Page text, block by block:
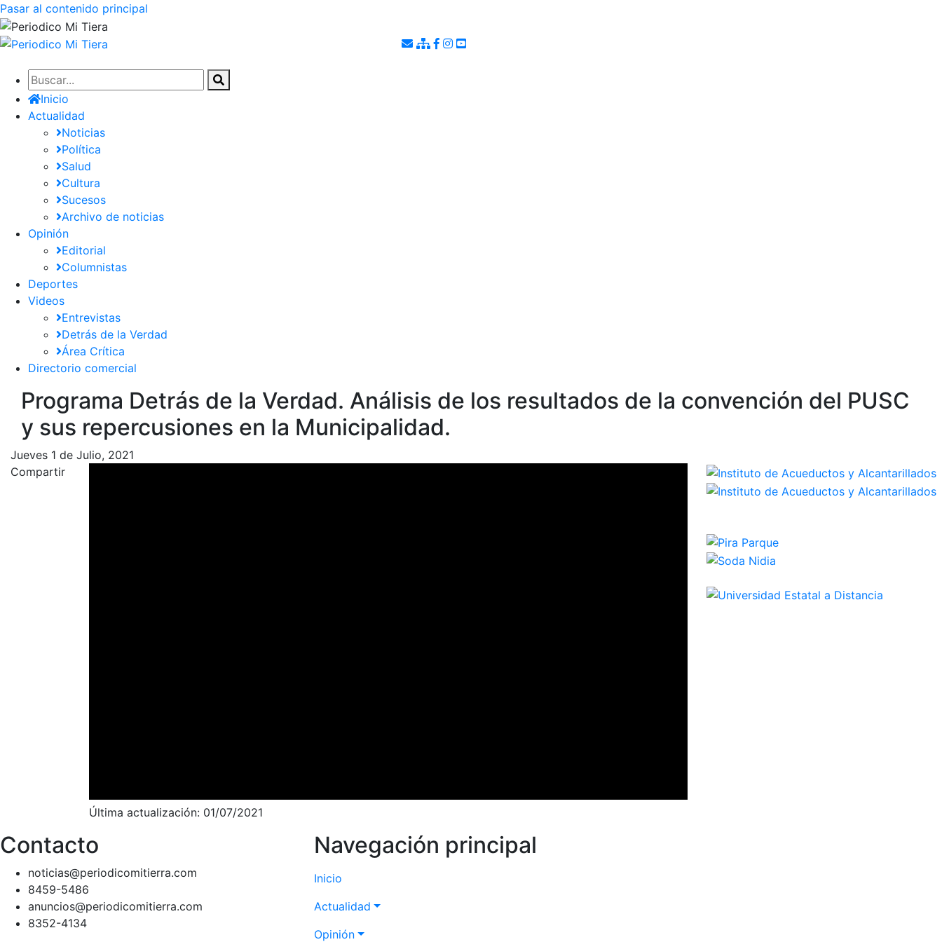
Pasar al contenido principal
Inicio
Actualidad
Noticias
Política
Salud
Cultura
Sucesos
Archivo de noticias
Opinión
Editorial
Columnistas
Deportes
Videos
Entrevistas
Detrás de la Verdad
Área Crítica
Directorio comercial
Programa Detrás de la Verdad. Análisis de los resultados de la convención del PUSC
y sus repercusiones en la Municipalidad.
Jueves 1 de Julio, 2021
Compartir
Última actualización: 01/07/2021
Contacto
noticias@periodicomitierra.com
8459-5486
anuncios@periodicomitierra.com
8352-4134
Navegación principal
Inicio
Actualidad
Opinión